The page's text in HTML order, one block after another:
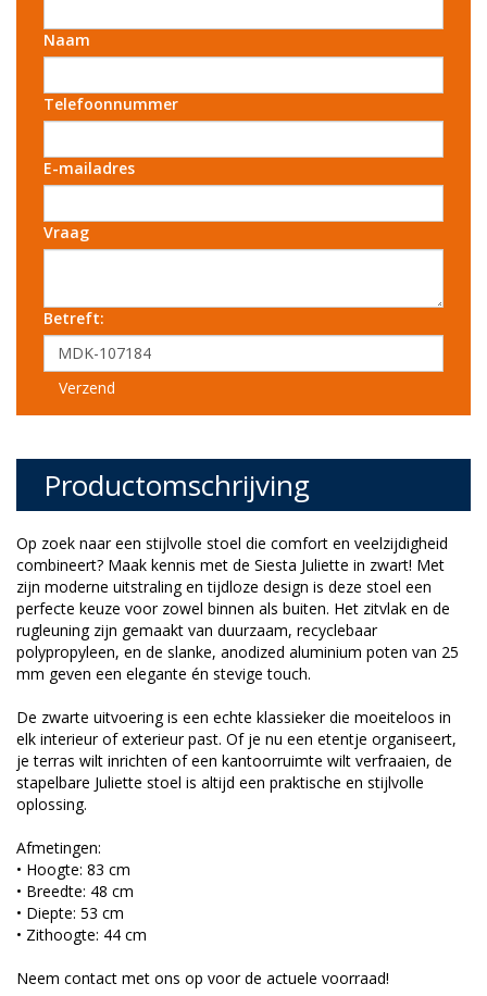
Naam
Telefoonnummer
E-mailadres
Vraag
Betreft:
Verzend
Productomschrijving
Op zoek naar een stijlvolle stoel die comfort en veelzijdigheid
combineert? Maak kennis met de Siesta Juliette in zwart! Met
zijn moderne uitstraling en tijdloze design is deze stoel een
perfecte keuze voor zowel binnen als buiten. Het zitvlak en de
rugleuning zijn gemaakt van duurzaam, recyclebaar
polypropyleen, en de slanke, anodized aluminium poten van 25
mm geven een elegante én stevige touch.
De zwarte uitvoering is een echte klassieker die moeiteloos in
elk interieur of exterieur past. Of je nu een etentje organiseert,
je terras wilt inrichten of een kantoorruimte wilt verfraaien, de
stapelbare Juliette stoel is altijd een praktische en stijlvolle
oplossing.
Afmetingen:
• Hoogte: 83 cm
• Breedte: 48 cm
• Diepte: 53 cm
• Zithoogte: 44 cm
Neem contact met ons op voor de actuele voorraad!